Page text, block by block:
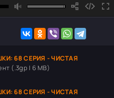
68 СЕРИЯ - ЧИСТАЯ
(.3gp | 6 MB)
68 СЕРИЯ - ЧИСТАЯ